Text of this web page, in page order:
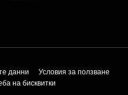
данни
Условия за ползване
на бисквитки